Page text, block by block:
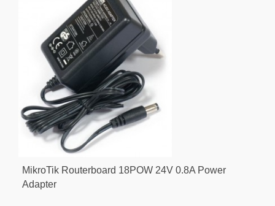
MikroTik Routerboard 18POW 24V 0.8A Power
Adapter